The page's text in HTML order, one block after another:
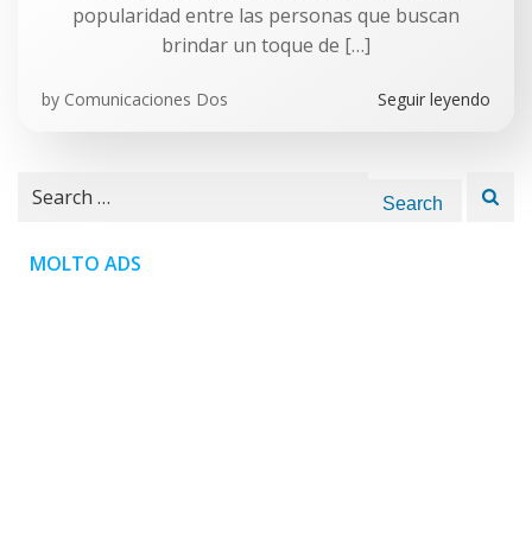
popularidad entre las personas que buscan
brindar un toque de […]
by Comunicaciones Dos Seguir leyendo
Search
MOLTO ADS